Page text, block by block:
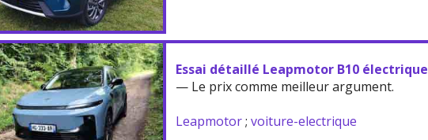
Essai détaillé Leapmotor B10 électrique
— Le prix comme meilleur argument.
Leapmotor;voiture-electrique